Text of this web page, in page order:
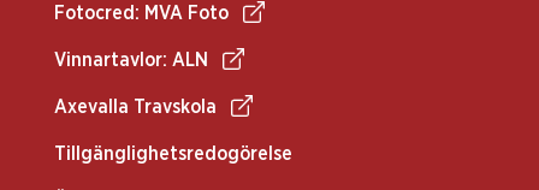
Fotocred: MVA Foto
Vinnartavlor: ALN
Axevalla Travskola
Tillgänglighetsredogörelse